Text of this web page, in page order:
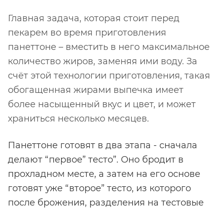
Главная задача, которая стоит перед
пекарем во время приготовления
панеттоне – вместить в него максимальное
количество жиров, заменяя ими воду. За
счёт этой технологии приготовления, такая
обогащенная жирами выпечка имеет
более насыщенный вкус и цвет, и может
храниться несколько месяцев.
Панеттоне готовят в два этапа - сначала
делают “первое” тесто”. Оно бродит в
прохладном месте, а затем на его основе
готовят уже “второе” тесто, из которого
после брожения, разделения на тестовые